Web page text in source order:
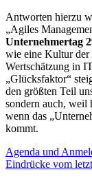
Antworten hierzu
„Agiles
Unternehmertag
wie eine Kultur der
Wertschätzung in
„Glücksfaktor“
den größten Teil
sondern auch, weil
wenn das
kommt.
Agenda und
Eindrücke vom